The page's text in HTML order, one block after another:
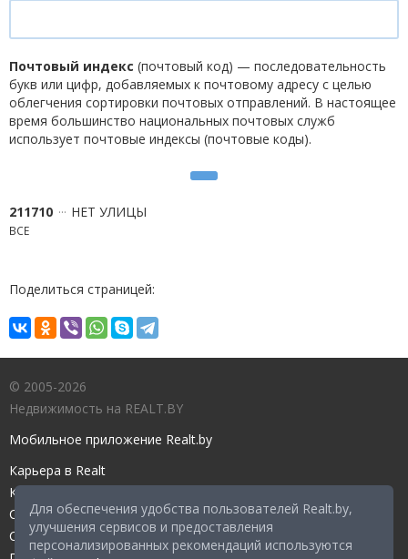
Для обеспечения удобства пользователей Realt.by,
улучшения сервисов и предоставления
персонализированных рекомендаций используются
Почтовый индекс (почтовый код) — последовательность
букв или цифр, добавляемых к почтовому адресу с целью
облегчения сортировки почтовых отправлений. В настоящее
время большинство национальных почтовых служб
использует почтовые индексы (почтовые коды).
211710 НЕТ УЛИЦЫ
ВСЕ
Поделиться страницей:
© 2005-2026
Недвижимость на REALT.BY
Мобильное приложение Realt.by
Карьера в Realt
Контакты редакции
Справочный центр
Служба поддержки